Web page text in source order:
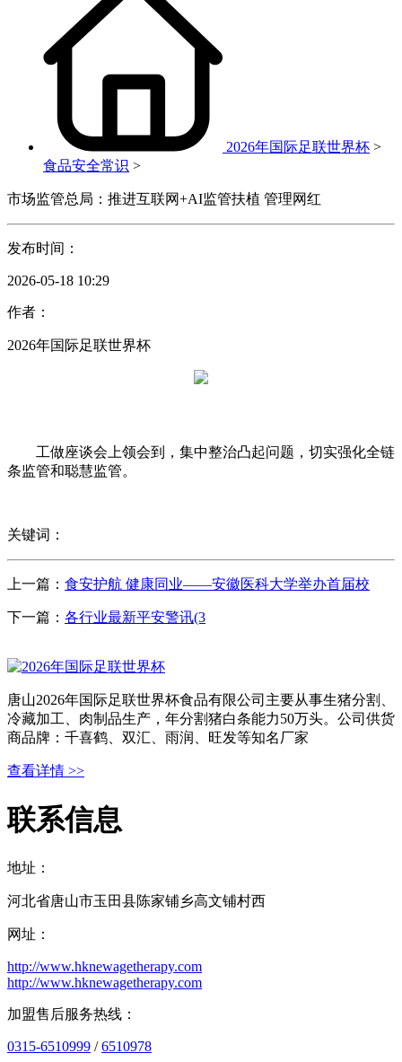
2026年国际足联世界杯 >
食品安全常识 >
市场监管总局：推进互联网+AI监管扶植 管理网红
发布时间：
2026-05-18 10:29
作者：
2026年国际足联世界杯
工做座谈会上领会到，集中整治凸起问题，切实强化全链
条监管和聪慧监管。
关键词：
上一篇： 食安护航 健康同业——安徽医科大学举办首届校
下一篇： 各行业最新平安警讯(3
唐山2026年国际足联世界杯食品有限公司主要从事生猪分割、
冷藏加工、肉制品生产，年分割猪白条能力50万头。公司供货
商品牌：千喜鹤、双汇、雨润、旺发等知名厂家
查看详情 >>
联系信息
地址：
河北省唐山市玉田县陈家铺乡高文铺村西
网址：
http://www.hknewagetherapy.com
http://www.hknewagetherapy.com
加盟售后服务热线：
0315-6510999 /6510978